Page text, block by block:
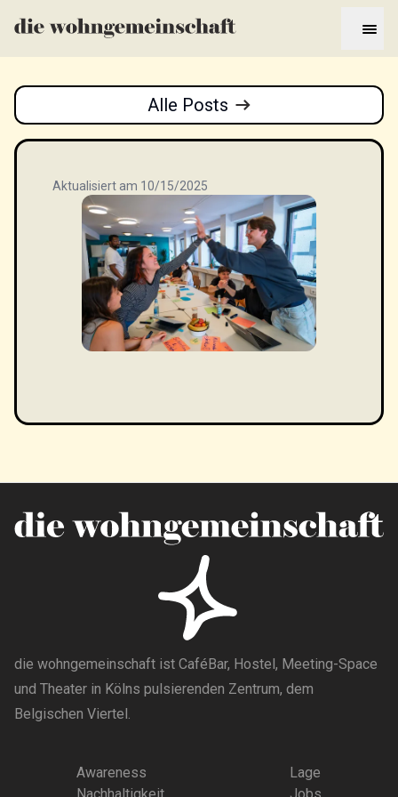
Alle Posts
Aktualisiert am 10/15/2025
die wohngemeinschaft ist CaféBar, Hostel, Meeting-Space
und Theater in Kölns pulsierenden Zentrum, dem
Belgischen Viertel.
Awareness
Lage